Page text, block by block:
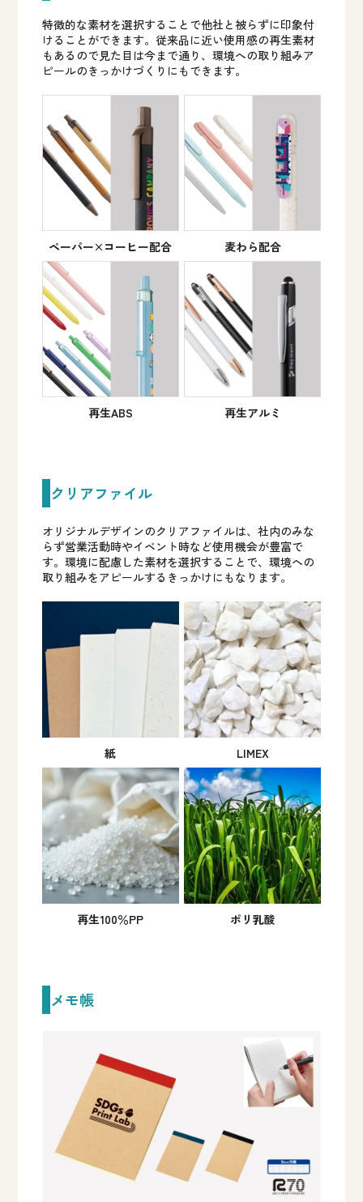
特徴的な素材を選択することで他社と被らずに印象付
けることができます。従来品に近い使用感の再生素材
もあるので見た目は今まで通り、環境への取り組みア
ピールのきっかけづくりにもできます。
ペーパー×コーヒー配合 麦わら配合
再生ABS 再生アルミ
クリアファイル
オリジナルデザインのクリアファイルは、社内のみな
らず営業活動時やイベント時など使用機会が豊富で
す。環境に配慮した素材を選択することで、環境への
取り組みをアピールするきっかけにもなります。
紙 LIMEX
再生100％PP ポリ乳酸
メモ帳